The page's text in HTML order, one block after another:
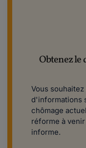
Obtenez le
Vous
d'informations
chômage
réforme à
informe.